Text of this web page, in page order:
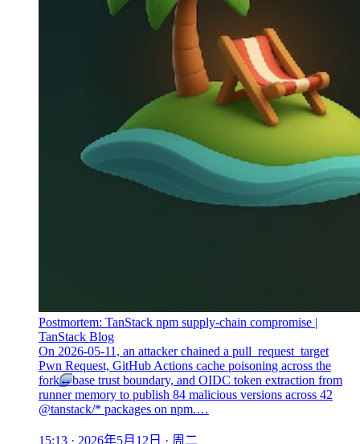
Postmortem: TanStack npm supply-chain compromise |
TanStack Blog
On 2026-05-11, an attacker chained a pull_request_target
Pwn Request, GitHub Actions cache poisoning across the
fork↔base trust boundary, and OIDC token extraction from
runner memory to publish 84 malicious versions across 42
@tanstack/* packages on npm.…
15:13 · 2026年5月12日 · 周二